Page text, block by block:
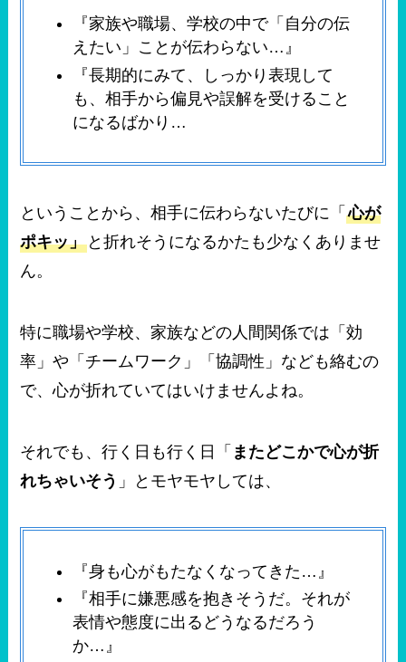
『家族や職場、学校の中で「自分の伝
えたい」ことが伝わらない…』
『長期的にみて、しっかり表現して
も、相手から偏見や誤解を受けること
になるばかり…
ということから、相手に伝わらないたびに「心が
ポキッ」 と折れそうになるかたも少なくありませ
ん。
特に職場や学校、家族などの人間関係では「効
率」や「チームワーク」「協調性」なども絡むの
で、心が折れていてはいけませんよね。
それでも、行く日も行く日「 またどこかで心が折
れちゃいそう 」とモヤモヤしては、
『身も心がもたなくなってきた…』
『相手に嫌悪感を抱きそうだ。それが
表情や態度に出るどうなるだろう
か…』